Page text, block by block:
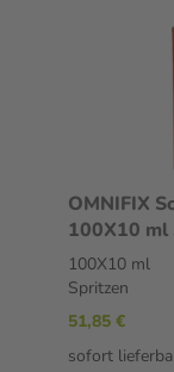
OMNIFIX
100X10 ml
100X10 ml
Spritzen
51,85 €
sofort